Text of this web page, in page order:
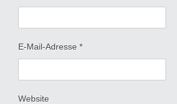
E-Mail-Adresse *
Website